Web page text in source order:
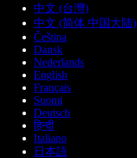
中文 (台灣)
中文 (简体 中国大陆)
Čeština
Dansk
Nederlands
English
Français
Suomi
Deutsch
हिन्दी
Italiano
日本語